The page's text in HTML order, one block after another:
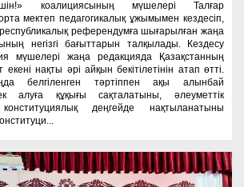
коалициясының мүшелері Талғар
мектеп педагогикалық ұжымымен кездесіп,
референдумға шығарылған жаңа
негізгі бағыттарын талқылады. Кездесу
мүшелері жаңа редакцияда Қазақстанның
екені нақты әрі айқын бекітілетінін атап өтті.
белгіленген тәртіппен ақы алынбай
алуға құқығы сақталатыны, әлеуметтік
конституциялық деңгейде нақтыланатыны